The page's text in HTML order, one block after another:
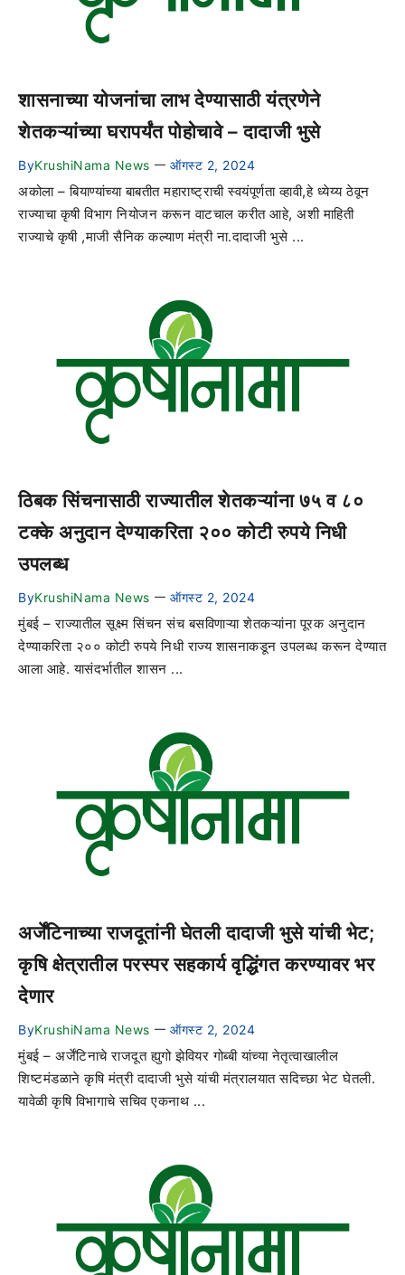
शासनाच्या योजनांचा लाभ देण्यासाठी यंत्रणेने
शेतकऱ्यांच्या घरापर्यंत पोहोचावे – दादाजी भुसे
ByKrushiNama News — ऑगस्ट 2, 2024
अकोला – बियाण्यांच्या बाबतीत महाराष्ट्राची स्वयंपूर्णता व्हावी,हे ध्येय्य ठेवून
राज्याचा कृषी विभाग नियोजन करून वाटचाल करीत आहे, अशी माहिती
राज्याचे कृषी ,माजी सैनिक कल्याण मंत्री ना.दादाजी भुसे ...
ठिबक सिंचनासाठी राज्यातील शेतकऱ्यांना ७५ व ८०
टक्के अनुदान देण्याकरिता २०० कोटी रुपये निधी
उपलब्ध
ByKrushiNama News — ऑगस्ट 2, 2024
मुंबई – राज्यातील सूक्ष्म सिंचन संच बसविणाऱ्या शेतकऱ्यांना पूरक अनुदान
देण्याकरिता २०० कोटी रुपये निधी राज्य शासनाकडून उपलब्ध करून देण्यात
आला आहे. यासंदर्भातील शासन ...
अर्जेंटिनाच्या राजदूतांनी घेतली दादाजी भुसे यांची भेट;
कृषि क्षेत्रातील परस्पर सहकार्य वृद्धिंगत करण्यावर भर
देणार
ByKrushiNama News — ऑगस्ट 2, 2024
मुंबई – अर्जेंटिनाचे राजदूत ह्युगो झेवियर गोब्बी यांच्या नेतृत्वाखालील
शिष्टमंडळाने कृषि मंत्री दादाजी भुसे यांची मंत्रालयात सदिच्छा भेट घेतली.
यावेळी कृषि विभागाचे सचिव एकनाथ ...